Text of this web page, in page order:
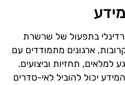
בתפעול של שרשרת
ארגונים מתמודדים עם
למלאים, תחזיות וביצועים.
יכול להוביל לאי-סדרים